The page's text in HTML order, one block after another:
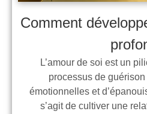
Comment
L’amour de soi est un
processus de
émotionnelles et
s’agit de cultiver une